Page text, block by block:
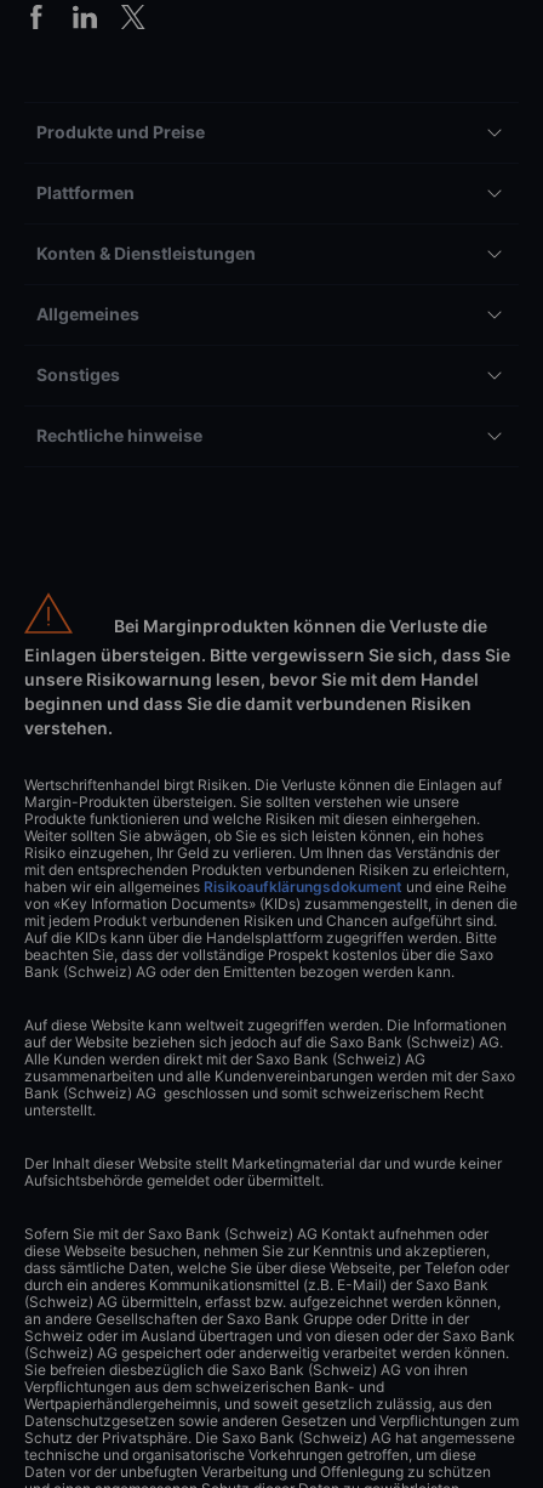
Produkte und Preise
Plattformen
Konten & Dienstleistungen
Allgemeines
Sonstiges
Rechtliche hinweise
Bei Marginprodukten können die Verluste die
Einlagen übersteigen. Bitte vergewissern Sie sich, dass Sie
unsere Risikowarnung lesen, bevor Sie mit dem Handel
beginnen und dass Sie die damit verbundenen Risiken
verstehen.
Wertschriftenhandel birgt Risiken. Die Verluste können die Einlagen auf
Margin-Produkten übersteigen. Sie sollten verstehen wie unsere
Produkte funktionieren und welche Risiken mit diesen einhergehen.
Weiter sollten Sie abwägen, ob Sie es sich leisten können, ein hohes
Risiko einzugehen, Ihr Geld zu verlieren. Um Ihnen das Verständnis der
mit den entsprechenden Produkten verbundenen Risiken zu erleichtern,
haben wir ein allgemeines Risikoaufklärungsdokument und eine Reihe
von «Key Information Documents» (KIDs) zusammengestellt, in denen die
mit jedem Produkt verbundenen Risiken und Chancen aufgeführt sind.
Auf die KIDs kann über die Handelsplattform zugegriffen werden. Bitte
beachten Sie, dass der vollständige Prospekt kostenlos über die Saxo
Bank (Schweiz) AG oder den Emittenten bezogen werden kann.
Auf diese Website kann weltweit zugegriffen werden. Die Informationen
auf der Website beziehen sich jedoch auf die Saxo Bank (Schweiz) AG.
Alle Kunden werden direkt mit der Saxo Bank (Schweiz) AG
zusammenarbeiten und alle Kundenvereinbarungen werden mit der Saxo
Bank (Schweiz) AG geschlossen und somit schweizerischem Recht
unterstellt.
Der Inhalt dieser Website stellt Marketingmaterial dar und wurde keiner
Aufsichtsbehörde gemeldet oder übermittelt.
Sofern Sie mit der Saxo Bank (Schweiz) AG Kontakt aufnehmen oder
diese Webseite besuchen, nehmen Sie zur Kenntnis und akzeptieren,
dass sämtliche Daten, welche Sie über diese Webseite, per Telefon oder
durch ein anderes Kommunikationsmittel (z.B. E-Mail) der Saxo Bank
(Schweiz) AG übermitteln, erfasst bzw. aufgezeichnet werden können,
an andere Gesellschaften der Saxo Bank Gruppe oder Dritte in der
Schweiz oder im Ausland übertragen und von diesen oder der Saxo Bank
(Schweiz) AG gespeichert oder anderweitig verarbeitet werden können.
Sie befreien diesbezüglich die Saxo Bank (Schweiz) AG von ihren
Verpflichtungen aus dem schweizerischen Bank- und
Wertpapierhändlergeheimnis, und soweit gesetzlich zulässig, aus den
Datenschutzgesetzen sowie anderen Gesetzen und Verpflichtungen zum
Schutz der Privatsphäre. Die Saxo Bank (Schweiz) AG hat angemessene
technische und organisatorische Vorkehrungen getroffen, um diese
Daten vor der unbefugten Verarbeitung und Offenlegung zu schützen